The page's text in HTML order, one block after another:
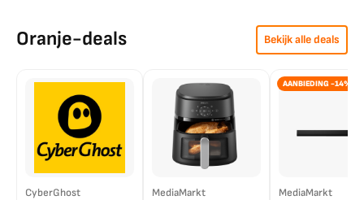
Oranje-deals Bekijk alle deals
CyberGhost MediaMarkt
AANBIEDING -14%
MediaMarkt